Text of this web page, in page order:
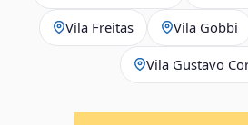
Vila Freitas Vila Gobbi
Vila Gustavo